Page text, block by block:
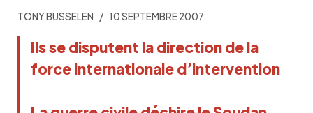
TONY BUSSELEN 10 SEPTEMBRE 2007
Ils se disputent la direction de la
force internationale d’intervention